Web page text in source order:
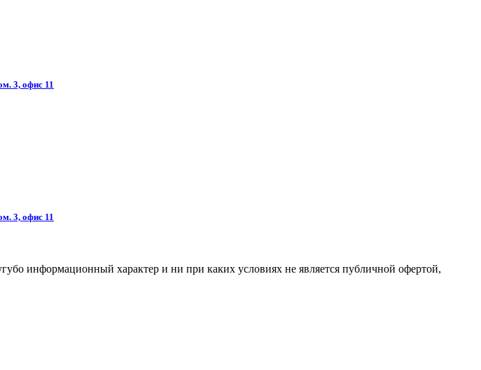
3, офис 11
3, офис 11
информационный характер и ни при каких условиях не является публичной офертой,